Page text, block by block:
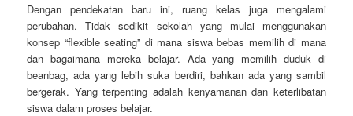
Dengan pendekatan baru ini, ruang kelas juga mengalami
perubahan. Tidak sedikit sekolah yang mulai menggunakan
konsep “flexible seating” di mana siswa bebas memilih di mana
dan bagaimana mereka belajar. Ada yang memilih duduk di
beanbag, ada yang lebih suka berdiri, bahkan ada yang sambil
bergerak. Yang terpenting adalah kenyamanan dan keterlibatan
siswa dalam proses belajar.